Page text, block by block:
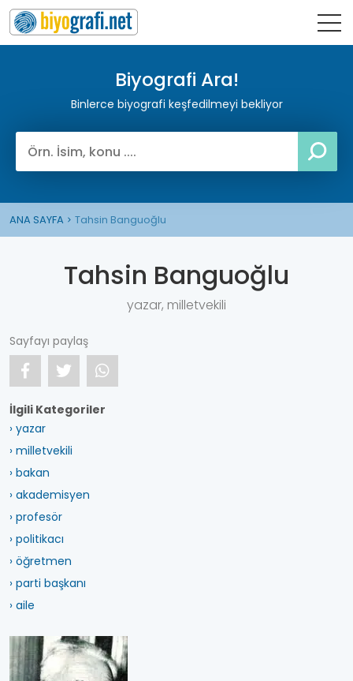
Biyografi Ara!
Binlerce biyografi keşfedilmeyi bekliyor
ANA SAYFA Tahsin Banguoğlu
Tahsin Banguoğlu
yazar, milletvekili
Sayfayı paylaş
İlgili Kategoriler
› yazar
› milletvekili
› bakan
› akademisyen
› profesör
› politikacı
› öğretmen
› parti başkanı
› aile